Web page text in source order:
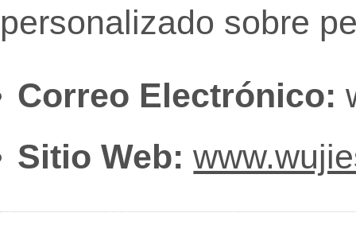
personalizado sobre
Correo Electrónico:
Sitio Web: